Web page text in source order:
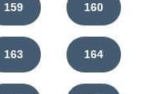
159 160
163 164